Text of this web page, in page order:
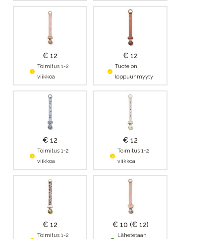
€ 12
Toimitus 1-2
viikkoa
€ 12
Tuote on
loppuunmyyty
€ 12
Toimitus 1-2
viikkoa
€ 12
Toimitus 1-2
viikkoa
€ 12
Toimitus 1-2
€ 10 (€ 12)
Lähetetään